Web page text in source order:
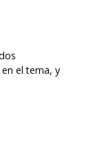
el tema, y